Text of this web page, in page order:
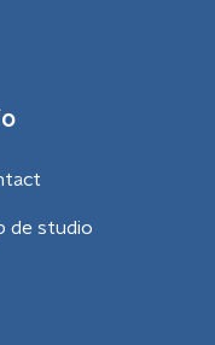
de studio